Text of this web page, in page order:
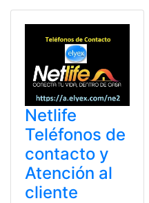
Netlife
Teléfonos de
contacto y
Atención al
cliente